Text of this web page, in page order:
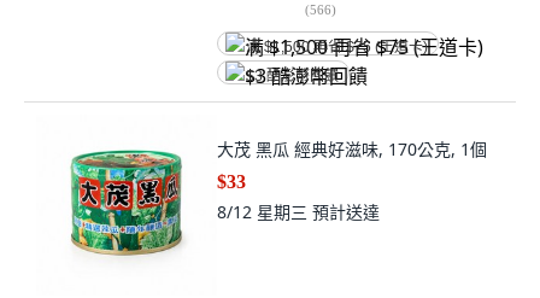
(566)
满 $1,500 再省 $75 (王道卡)
$3 酷澎幣回饋
大茂 黑瓜 經典好滋味, 170公克, 1個
$33
8/12 星期三 預計送達